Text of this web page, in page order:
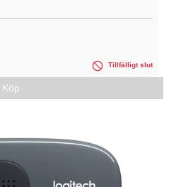
Tillfälligt slut
Köp